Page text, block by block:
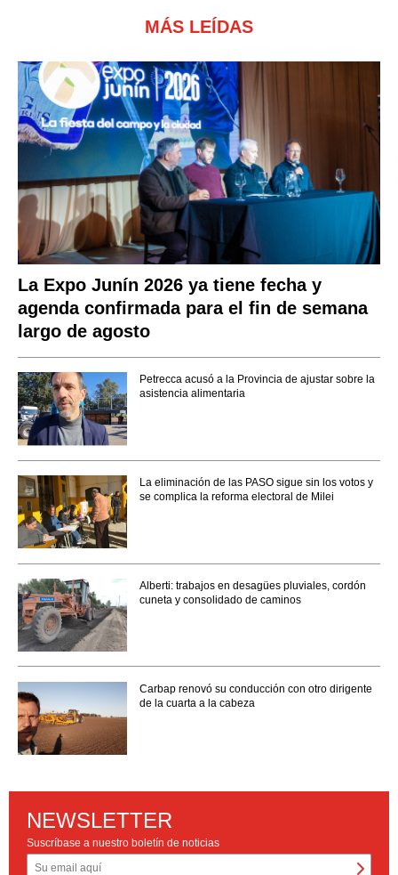
MÁS LEÍDAS
La Expo Junín 2026 ya tiene fecha y
agenda confirmada para el fin de semana
largo de agosto
Petrecca acusó a la Provincia de ajustar sobre la
asistencia alimentaria
La eliminación de las PASO sigue sin los votos y
se complica la reforma electoral de Milei
Alberti: trabajos en desagües pluviales, cordón
cuneta y consolidado de caminos
Carbap renovó su conducción con otro dirigente
de la cuarta a la cabeza
NEWSLETTER
Suscríbase a nuestro boletín de noticias